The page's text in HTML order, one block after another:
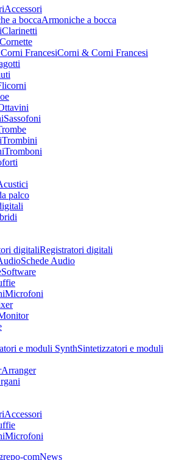
Accessori
Armoniche a bocca
Clarinetti
Cornette
Corni & Corni Francesi
Sassofoni
Trombini
Tromboni
palco
Registratori digitali
Schede Audio
Software
Microfoni
Sintetizzatori e moduli
Arranger
Accessori
Microfoni
News